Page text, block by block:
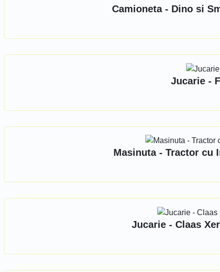
Camioneta - Dino si
Jucarie -
Masinuta - Tractor cu
Jucarie - Claas